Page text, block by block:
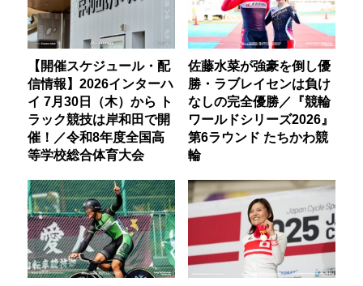
【開催スケジュール・配
信情報】2026インターハ
イ 7月30日（木）から ト
ラック競技は岸和田で開
催！／令和8年度全国高
等学校総合体育大会
佐藤水菜が強豪を倒し優
勝・ラブレイセンは負け
なしの完全優勝／『競輪
ワールドシリーズ2026』
第6ラウンド たちかわ競
輪